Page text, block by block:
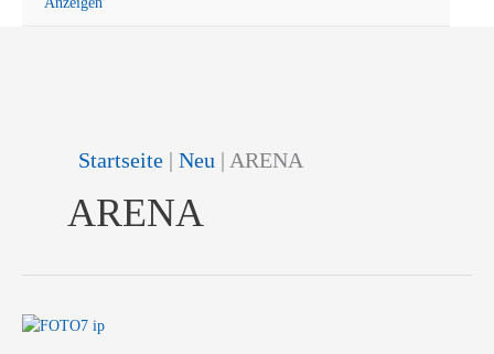
Startseite |Neu ARENA
ARENA